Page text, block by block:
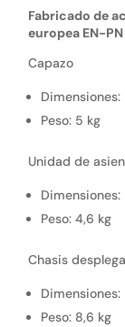
Fabricado de
europea EN-PN
Capazo
Peso: 5 kg
Unidad de
Peso: 4,6 kg
Chasis
Dimensiones:
Peso: 8,6 kg